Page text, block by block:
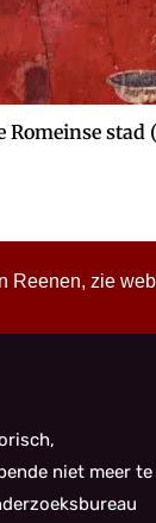
Romeinse stad
Reenen, zie
niet meer te